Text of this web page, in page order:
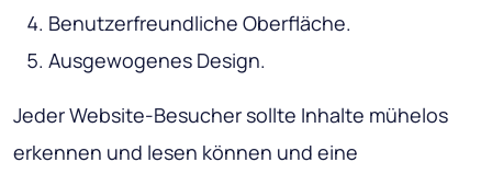
Benutzerfreundliche Oberfläche.
Ausgewogenes Design.
Jeder Website-Besucher sollte Inhalte mühelos
erkennen und lesen können und eine